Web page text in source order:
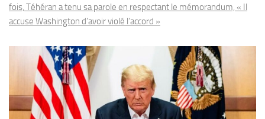
fois, Téhéran a tenu sa parole en respectant le mémorandum, « Il
accuse Washington d’avoir violé l’accord »